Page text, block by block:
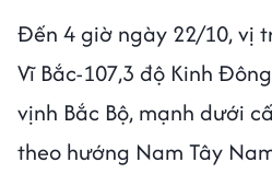
Đến 4 giờ ngày 22/10, vị
Vĩ Bắc-107,3 độ Kinh
vịnh Bắc Bộ, mạnh dưới
theo hướng Nam Tây